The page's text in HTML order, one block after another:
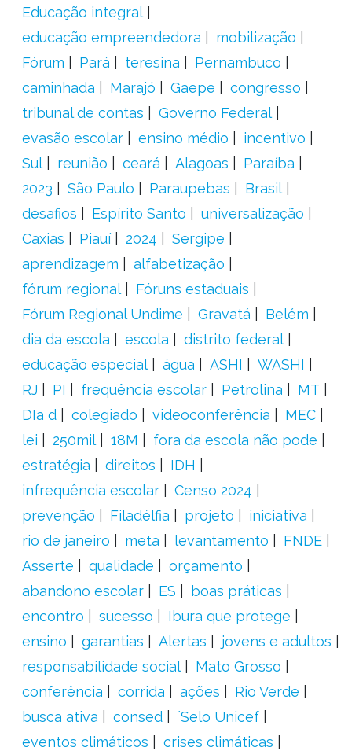
Educação integral
educação empreendedora
mobilização
Fórum
Pará teresina
Pernambuco
caminhada
Marajó Gaepe
congresso
tribunal de contas
Governo Federal
evasão escolar
ensino médio
incentivo
Sul
reunião ceará Alagoas
Paraíba
2023
São Paulo Paraupebas
Brasil
desafios
Espírito Santo
universalização
Caxias
Piauí 2024
Sergipe
aprendizagem
alfabetização
fórum regional
Fóruns estaduais
Fórum Regional Undime
Gravatá
Belém
dia da escola
escola
distrito federal
educação especial
água ASHI
WASHI
RJ
PI frequência escolar Petrolina
MT
DIa d
colegiado videoconferência
MEC
lei
250mil 18M
fora da escola não pode
estratégia
direitos
IDH
infrequência escolar
Censo 2024
prevenção
Filadélfia projeto
iniciativa
rio de janeiro
meta levantamento
FNDE
Asserte
qualidade
orçamento
abandono escolar
ES
boas práticas
encontro
sucesso
Ibura que protege
ensino
garantias Alertas
jovens e adultos
responsabilidade social
Mato Grosso
conferência
corrida ações
Rio Verde
busca ativa
consed
´Selo Unicef
eventos climáticos
crises climáticas